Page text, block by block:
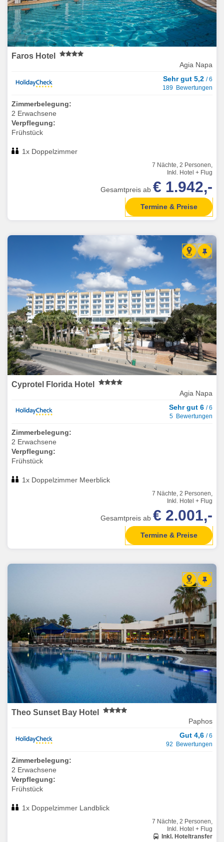
Faros Hotel
Agia Napa
Sehr gut 5,2 / 6
189 Bewertungen
Zimmerbelegung:
2 Erwachsene
Verpflegung:
Frühstück
1x Doppelzimmer
7 Nächte, 2 Personen,
Inkl. Hotel + Flug
Gesamtpreis ab € 1.942,-
Termine & Preise
Cyprotel Florida Hotel
Agia Napa
Sehr gut 6 / 6
5 Bewertungen
Zimmerbelegung:
2 Erwachsene
Verpflegung:
Frühstück
1x Doppelzimmer Meerblick
7 Nächte, 2 Personen,
Inkl. Hotel + Flug
Gesamtpreis ab € 2.001,-
Termine & Preise
Theo Sunset Bay Hotel
Paphos
Gut 4,6 / 6
92 Bewertungen
Zimmerbelegung:
2 Erwachsene
Verpflegung:
Frühstück
1x Doppelzimmer Landblick
7 Nächte, 2 Personen,
Inkl. Hotel + Flug
Inkl. Hoteltransfer